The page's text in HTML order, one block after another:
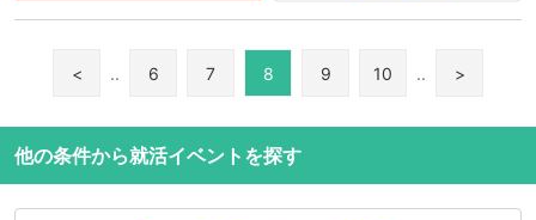
< .. 6 7 8 9 10 .. >
他の条件から就活イベントを探す